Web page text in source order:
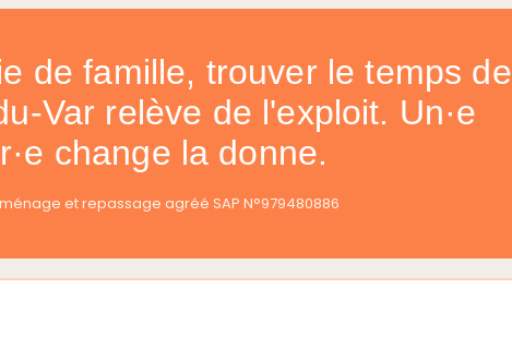
de famille, trouver le temps de
Var relève de l'exploit. Un·e
change la donne.
et repassage agréé SAP N°979480886